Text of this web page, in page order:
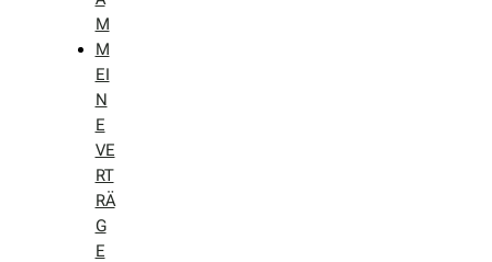
M
M
EI
N
E
VE
RT
RÄ
G
E